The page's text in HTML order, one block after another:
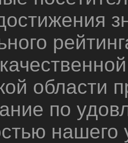
области
по
нашего